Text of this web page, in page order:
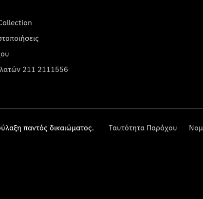
211 2111556
παντός δικαιώματος. Ταυτότητα Παρόχου